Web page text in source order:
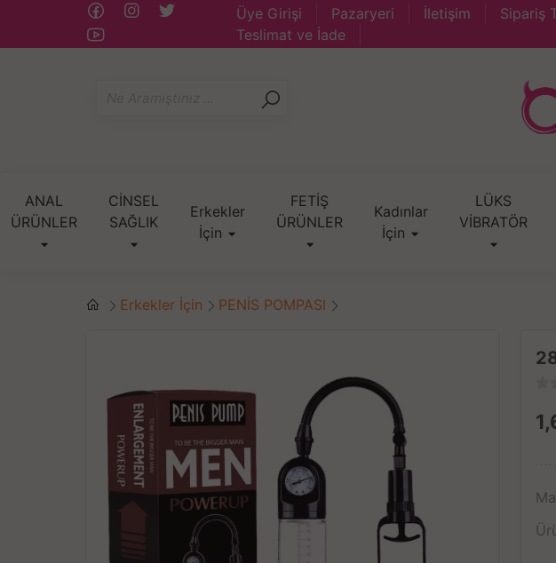
Üye Girişi Pazaryeri İletişim Sipariş
Teslimat ve İade
ANAL
ÜRÜNLER
CİNSEL
SAĞLIK
Erkekler
İçin
FETİŞ
ÜRÜNLER
Kadınlar
İçin
LÜKS
VİBRATÖR
Erkekler İçin PENİS POMPASI